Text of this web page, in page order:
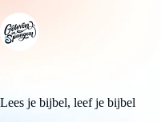
Lees je bijbel, leef je bijbel